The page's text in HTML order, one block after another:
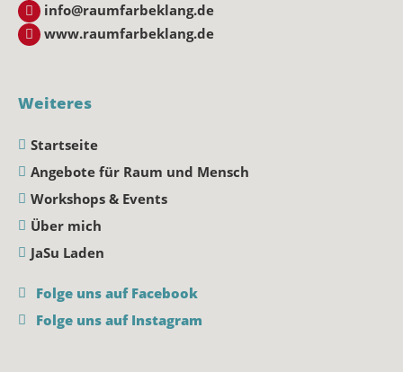
info@raumfarbeklang.de
www.raumfarbeklang.de
Weiteres
Startseite
Angebote für Raum und Mensch
Workshops & Events
Über mich
JaSu Laden
Folge uns auf Facebook
Folge uns auf Instagram